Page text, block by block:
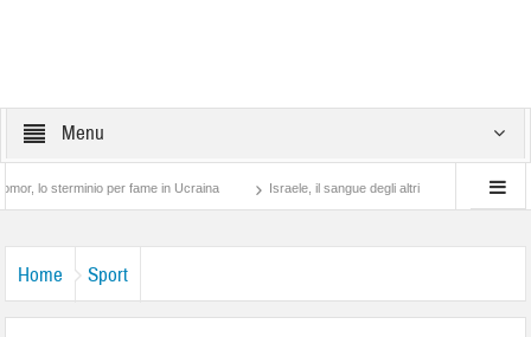
Menu
per fame in Ucraina Israele, il sangue degli altri Lotta di classe… tra
Home Sport